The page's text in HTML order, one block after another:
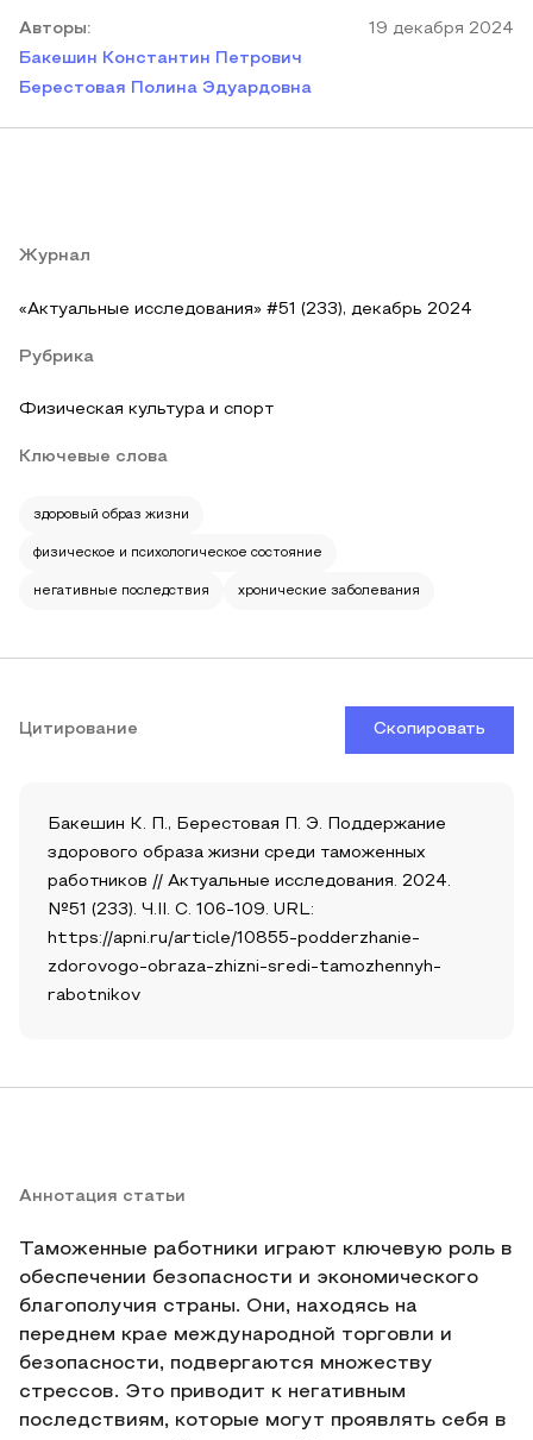
Авторы:
Бакешин Константин Петрович
Берестовая Полина Эдуардовна
19 декабря 2024
Журнал
«Актуальные исследования» #51 (233), декабрь 2024
Рубрика
Физическая культура и спорт
Ключевые слова
здоровый образ жизни
физическое и психологическое состояние
негативные последствия хронические заболевания
Цитирование Скопировать
Бакешин К. П., Берестовая П. Э. Поддержание
здорового образа жизни среди таможенных
работников // Актуальные исследования. 2024.
№51 (233). Ч.II. С. 106-109. URL:
https://apni.ru/article/10855-podderzhanie-
zdorovogo-obraza-zhizni-sredi-tamozhennyh-
rabotnikov
Аннотация статьи
Таможенные работники играют ключевую роль в
обеспечении безопасности и экономического
благополучия страны. Они, находясь на
переднем крае международной торговли и
безопасности, подвергаются множеству
стрессов. Это приводит к негативным
последствиям, которые могут проявлять себя в